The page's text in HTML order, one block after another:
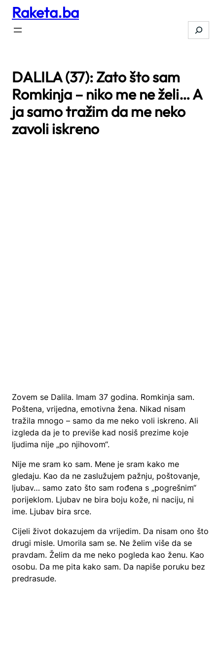
Skip
content
Raketa.ba
Search
DALILA (37): Zato što sam
Romkinja – niko me ne želi… A
ja samo tražim da me neko
zavoli iskreno
Zovem se Dalila. Imam 37 godina. Romkinja sam.
Poštena, vrijedna, emotivna žena. Nikad nisam
tražila mnogo – samo da me neko voli iskreno. Ali
izgleda da je to previše kad nosiš prezime koje
ljudima nije „po njihovom“.
Nije me sram ko sam. Mene je sram kako me
gledaju. Kao da ne zaslužujem pažnju, poštovanje,
ljubav… samo zato što sam rođena s „pogrešnim“
porijeklom. Ljubav ne bira boju kože, ni naciju, ni
ime. Ljubav bira srce.
Cijeli život dokazujem da vrijedim. Da nisam ono što
drugi misle. Umorila sam se. Ne želim više da se
pravdam. Želim da me neko pogleda kao ženu. Kao
osobu. Da me pita kako sam. Da napiše poruku bez
predrasude.